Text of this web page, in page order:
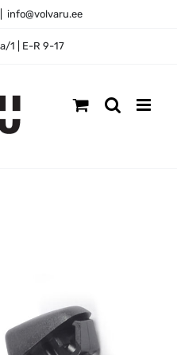
info@volvaru.ee
1 | E-R 9-17